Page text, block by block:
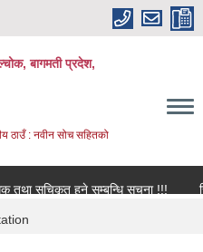
बागमती प्रदेश,
ठाउँ : नवीन सोच सहितको
सूचिकृत हुने सम्बन्धि सूचना !!!